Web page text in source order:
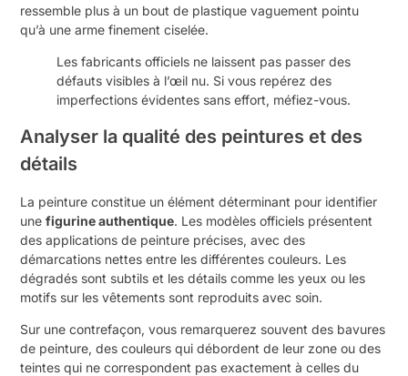
ressemble plus à un bout de plastique vaguement pointu
qu’à une arme finement ciselée.
Les fabricants officiels ne laissent pas passer des
défauts visibles à l’œil nu. Si vous repérez des
imperfections évidentes sans effort, méfiez-vous.
Analyser la qualité des peintures et des
détails
La peinture constitue un élément déterminant pour identifier
unefigurine authentique. Les modèles officiels présentent
des applications de peinture précises, avec des
démarcations nettes entre les différentes couleurs. Les
dégradés sont subtils et les détails comme les yeux ou les
motifs sur les vêtements sont reproduits avec soin.
Sur une contrefaçon, vous remarquerez souvent des bavures
de peinture, des couleurs qui débordent de leur zone ou des
teintes qui ne correspondent pas exactement à celles du